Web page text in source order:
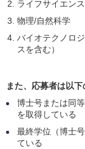
ライフサイエンス
物理/自然科学
バイオテクノロ
スを含む）
また、応募者は以
博士号または同
を取得している
最終学位（博士
ている